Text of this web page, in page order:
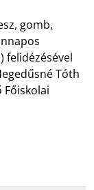
gomb,
felidézésével
Tóth
Főiskolai